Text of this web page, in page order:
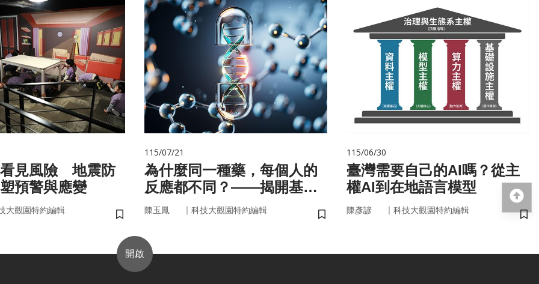
見風險 地震防
預警與應變
大觀園特約編輯
儲存書籤
115/07/21
為什麼同一種藥，每個人的
反應都不同？——揭開基因
的用藥密碼
陳玉鳳 ｜ 科技大觀園特約編輯
儲存書籤
115/06/30
臺灣需要自己的AI嗎？從主
權AI到在地語言模型
陳彥諺 ｜ 科技大觀園特約編輯
儲
開啟
回